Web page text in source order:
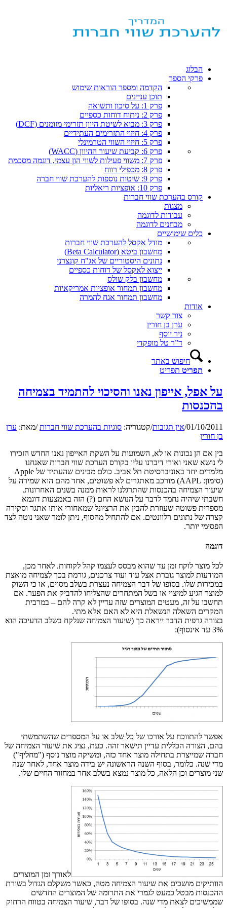
הבלוג
פרקי הספר
הקדמה ומספר הוראות שימוש
תוכן עניינים
פרק 1: על סיכון ותשואה
פרק 2: ניתוח דוחות כספיים
פרק 3: מבוא לשיטת היוון תזרימי מזומנים (DCF)
פרק 4: חיזוי התזרימים העתידיים
פרק 5: חיזוי השווי הטרמינלי
פרק 6: קביעת שיעור ההיוון (WACC)
פרק 7: משווי פעילות לשווי הון עצמי, דוגמה מסכמת
פרק 8: מכפילי רווח
פרק 9: שיטות נוספות להערכת שווי חברה
פרק 10: אופציות ריאליות
קורס בהערכת שווי חברות
מצגות
עבודות לדוגמה
מבחנים לדוגמה
כלים שימושיים
מודל אקסל להערכת שווי חברות
מחשבון ביטא (Beta Calculator)
נתונים היסטוריים של אג"ח קונצרני
ייצוא לאקסל של דוחות כספיים
מחשבון בלק שולס
מחשבון תמחור אופציות אמריקאיות
מחשבון תמחור אגח להמרה
אודות
צור קשר
ערן בן חורין
ניר יוסף
ד”ר טל מופקדי
חיפוש באתר
תפריט תפריט
על אפל, אייפון נאנו והסיכוי להתמיד בצמיחה
בהכנסות
01/10/2011
/אין תגובות/קטגוריה: סוגיות בהערכת שווי חברות /מאת: ערן
בן חורין
בין אם הן נכונות או לא, השמועות על השקת האייפון נאנו החדש הזכירו
לי נושא שאני ואורי דיברנו עליו בקורס הערכת שווי חברות שאנחנו
מלמדים יחד באוניברסיטת תל אביב. כולם מבינים שהעתיד של Apple
(סימון: AAPL) מורכב מאתגרים לא פשוטים, אחד מהם הוא שמירה על
שיעור הצמיחה בהכנסות שהתרגלנו לראות ממנה בשנים האחרונות.
חשבתי שיהיה נחמד לדבר על הנושא החם (?) הזה באמצעות דוגמא
מספרית פשוטה שעוזרת להבין את הרציונל שמאחורי אותו אתגר וסקירה
קצרה של נתונים רלוונטים. אם להתחיל מהסוף, ניתן לומר שאני נוטה לצד
הפסימי יותר.
דוגמה
לכל מוצר לוקח זמן עד שהוא מבסס לעצמו קהל לקוחות. לאחר מכן,
המודעות למוצר גוברת אצל עוד ועוד צרכנים, גורמת בכך לצמיחה מואצת
במכירות שלו. בסופו של דבר הצמיחה נעצרת בשלב מסוים, או כי השוק
למוצר הגיע למיצוי או בשל המתחרים שהצליחו להדביק את הפער. אם
תחשבו על זה, מעטים המוצרים שזה עדיין לא קרה להם – במרבית
המקרים השאלה הנשאלת היא לא האם אלא מתי.
בצורה גרפית הדבר ייראה כך (שיעור הצמיחה שנלקח בשלב הדעיכה הוא
3% עד אינסוף):
אפשר להתווכח על אורכו של כל שלב או על המספרים שהשתמשתי
בהם, הצורה הכללית עדיין תישאר זהה. כעת, נציג את שיעור הצמיחה של
חברה שמייצרת בתחילה מוצר אחד כזה, ומשיקה מוצר נוסף ("מחליף")
מדי שנה. כלומר, בסוף השנה הראשונה יש בידה מוצר אחד, לאחר שנה
שני מוצרים וכן הלאה, כל מוצר נמצא בשלב אחר במחזור החיים שלו.
לאורך זמן המוצרים
הוותיקים מושכים את שיעור הצמיחה מטה, כאשר משקלם הגדול בשורת
ההכנסות מבטל כמעט לגמרי את התרומה של המוצרים החדשים
שממשיכים לצאת מדי שנה. בסופו של דבר, שיעור הצמיחה בטווח הרחוק